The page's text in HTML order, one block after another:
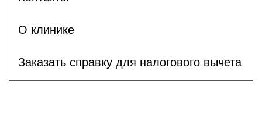
О клинике
Заказать справку для налогового вычета